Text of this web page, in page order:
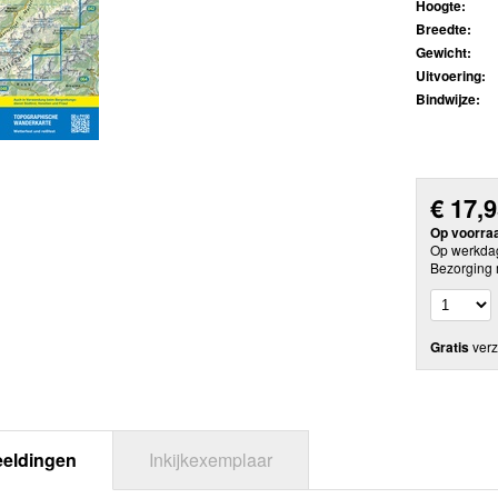
Hoogte:
Breedte:
Gewicht:
Uitvoering:
Bindwijze:
€
Op
Op
Bezorging
Gratis
Inkijkexemplaar